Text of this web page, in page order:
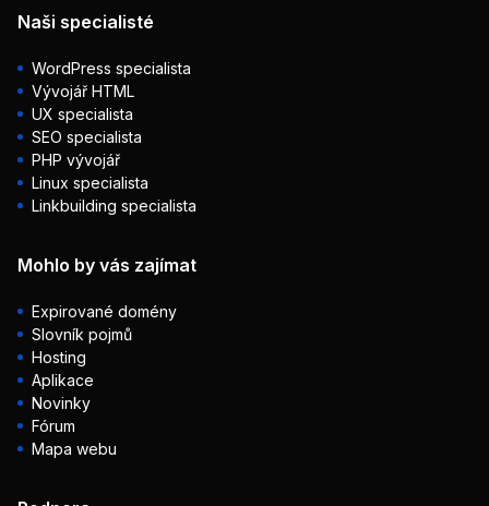
Naši specialisté
WordPress specialista
Vývojář HTML
UX specialista
SEO specialista
PHP vývojář
Linux specialista
Linkbuilding specialista
Mohlo by vás zajímat
Expirované domény
Slovník pojmů
Hosting
Aplikace
Novinky
Fórum
Mapa webu